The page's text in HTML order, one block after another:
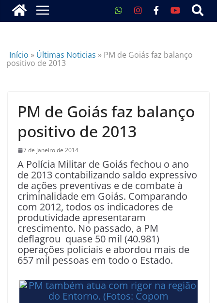
Início » Últimas Noticias » PM de Goiás faz balanço
positivo de 2013
PM de Goiás faz balanço
positivo de 2013
7 de janeiro de 2014
A Polícia Militar de Goiás fechou o ano
de 2013 contabilizando saldo expressivo
de ações preventivas e de combate à
criminalidade em Goiás. Comparando
com 2012, todos os indicadores de
produtividade apresentaram
crescimento. No passado, a PM
deflagrou quase 50 mil (40.981)
operações policiais e abordou mais de
657 mil pessoas em todo o Estado.